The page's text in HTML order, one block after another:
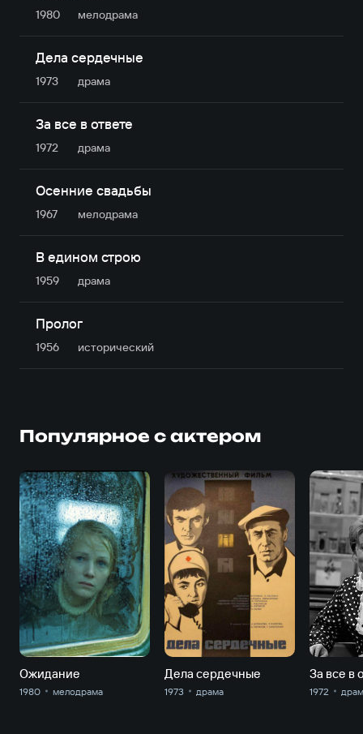
1980 мелодрама
Дела сердечные
1973 драма
За все в ответе
1972 драма
Осенние свадьбы
1967 мелодрама
В едином строю
1959 драма
Пролог
1956 исторический
Популярное с актером
Ожидание
1980 мелодрама
Дела сердечные
1973 драма
За все в
1972